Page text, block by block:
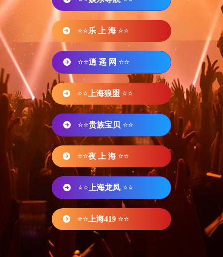
⭐⭐乐 上 海 ⭐⭐
⭐⭐逍 遥 网 ⭐⭐
⭐⭐ 上海狼盟 ⭐⭐
⭐⭐贵族宝贝 ⭐⭐
⭐⭐夜 上 海 ⭐⭐
⭐⭐ 上海龙凤 ⭐⭐
⭐⭐ 上海419 ⭐⭐